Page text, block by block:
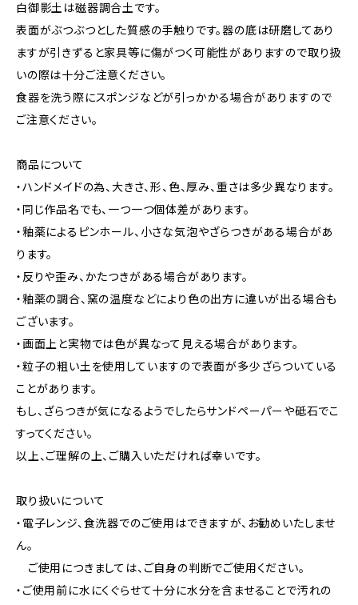
白御影土は磁器調合土です。
表面がぶつぶつとした質感の手触りです。器の底は研磨してあり
ますが引きずると家具等に傷がつく可能性がありますので取り扱
いの際は十分ご注意ください。
食器を洗う際にスポンジなどが引っかかる場合がありますので
ご注意ください。
商品について
・ハンドメイドの為、大きさ、形、色、厚み、重さは多少異なります。
・同じ作品名でも、一つ一つ個体差があります。
・釉薬によるピンホール、小さな気泡やざらつきがある場合があ
ります。
・反りや歪み、かたつきがある場合があります。
・釉薬の調合、窯の温度などにより色の出方に違いが出る場合も
ございます。
・画面上と実物では色が異なって見える場合があります。
・粒子の粗い土を使用していますので表面が多少ざらついている
ことがあります。
もし、ざらつきが気になるようでしたらサンドペーパーや砥石でこ
すってください。
以上、ご理解の上、ご購入いただければ幸いです。
取り扱いについて
・電子レンジ、食洗器でのご使用はできますが、お勧めいたしませ
ん。
ご使用につきましては、ご自身の判断でご使用ください。
・ご使用前に水にくぐらせて十分に水分を含ませることで汚れの